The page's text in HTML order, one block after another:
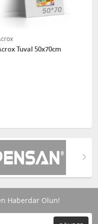
Tuval 50x70cm
Haberdar Olun!